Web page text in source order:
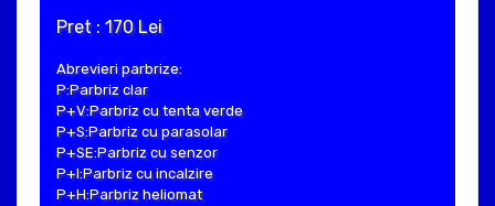
Pret : 170 Lei
Abrevieri parbrize:
P:Parbriz clar
P+V:Parbriz cu tenta verde
P+S:Parbriz cu parasolar
P+SE:Parbriz cu senzor
P+I:Parbriz cu incalzire
P+H:Parbriz heliomat